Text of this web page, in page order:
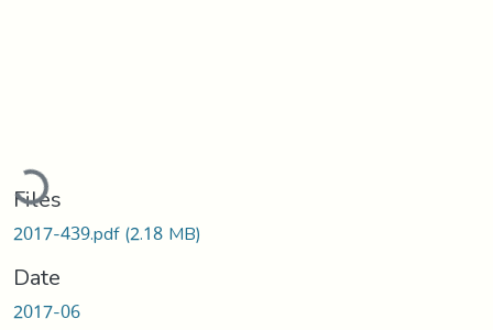
Loading...
Files
2017-439.pdf(2.18 MB)
Date
2017-06